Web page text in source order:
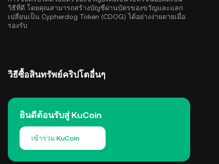
วิธีที่ดี โดยคุณสามารถสร้างบัญชีผ่านบัตรของขวัญและแลก
เปลี่ยนเป็น Cypherdog Token (CDOG) ได้อย่างง่ายดายเมื่อ
รองรับ
วิธีซื้อสินทรัพย์คริปโตอื่นๆ
ยินดีต้อนรับสู่ KuCoin
เข้าร่วม KuCoin